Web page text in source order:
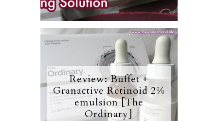
Review: Buffet +
Granactive Retinoid 2%
emulsion [The
Ordinary]